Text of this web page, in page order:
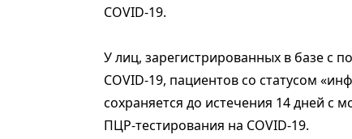
COVID-19.
У лиц, зарегистрированных в базе с
COVID-19, пациентов со статусом
сохраняется до истечения 14 дней с
ПЦР-тестирования на COVID-19.